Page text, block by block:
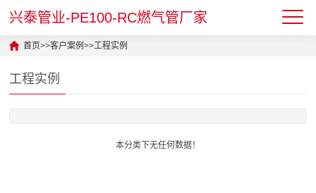
兴泰管业-PE100-RC燃气管厂家
首页>>客户案例>>工程实例
工程实例
本分类下无任何数据！